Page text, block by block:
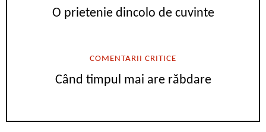
O prietenie dincolo de cuvinte
COMENTARII CRITICE
Când timpul mai are răbdare